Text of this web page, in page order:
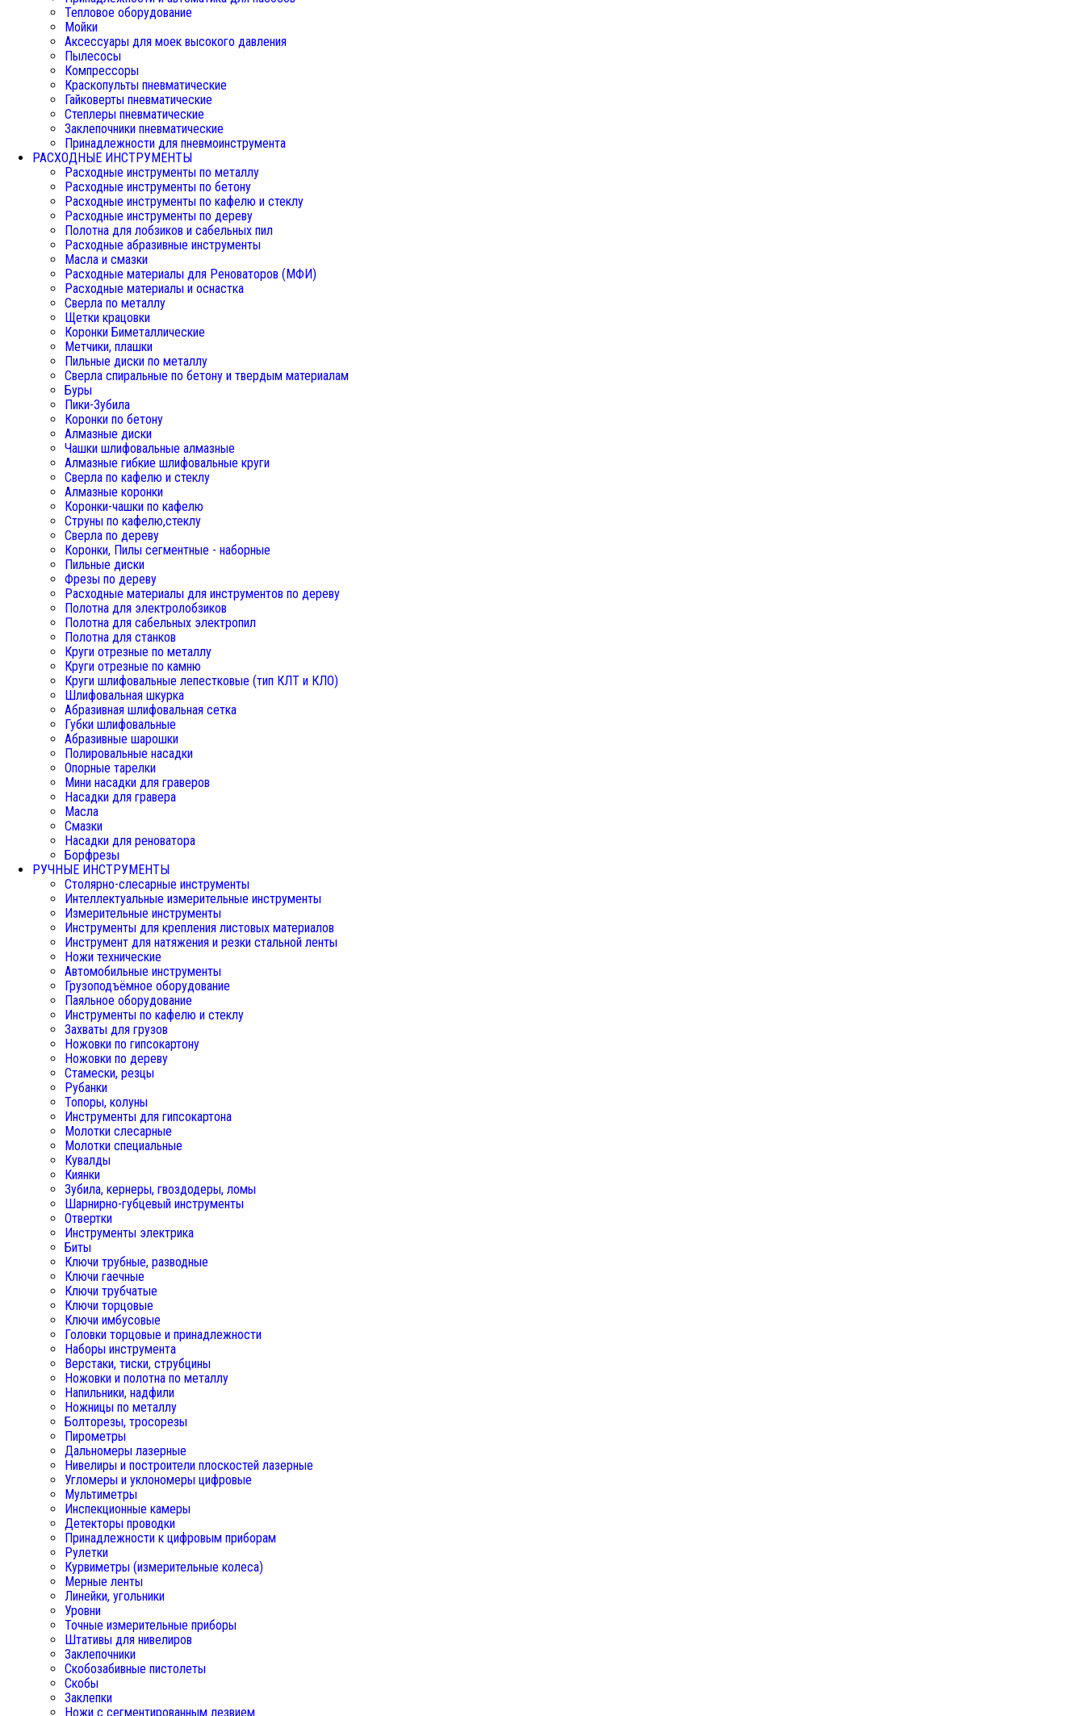
Тепловое оборудование
Мойки
Аксессуары для моек высокого давления
Пылесосы
Компрессоры
Краскопульты пневматические
Гайковерты пневматические
Степлеры пневматические
Заклепочники пневматические
Принадлежности для пневмоинструмента
РАСХОДНЫЕ ИНСТРУМЕНТЫ
Расходные инструменты по металлу
Расходные инструменты по бетону
Расходные инструменты по кафелю и стеклу
Расходные инструменты по дереву
Полотна для лобзиков и сабельных пил
Расходные абразивные инструменты
Масла и смазки
Расходные материалы для Реноваторов (МФИ)
Расходные материалы и оснастка
Сверла по металлу
Щетки крацовки
Коронки Биметаллические
Метчики, плашки
Пильные диски по металлу
Сверла спиральные по бетону и твердым материалам
Буры
Пики-Зубила
Коронки по бетону
Алмазные диски
Чашки шлифовальные алмазные
Алмазные гибкие шлифовальные круги
Сверла по кафелю и стеклу
Алмазные коронки
Коронки-чашки по кафелю
Струны по кафелю,стеклу
Сверла по дереву
Коронки, Пилы сегментные - наборные
Пильные диски
Фрезы по дереву
Расходные материалы для инструментов по дереву
Полотна для электролобзиков
Полотна для сабельных электропил
Полотна для станков
Круги отрезные по металлу
Круги отрезные по камню
Круги шлифовальные лепестковые (тип КЛТ и КЛО)
Шлифовальная шкурка
Абразивная шлифовальная сетка
Губки шлифовальные
Абразивные шарошки
Полировальные насадки
Опорные тарелки
Мини насадки для граверов
Насадки для гравера
Масла
Смазки
Насадки для реноватора
Борфрезы
РУЧНЫЕ ИНСТРУМЕНТЫ
Столярно-слесарные инструменты
Интеллектуальные измерительные инструменты
Измерительные инструменты
Инструменты для крепления листовых материалов
Инструмент для натяжения и резки стальной ленты
Ножи технические
Автомобильные инструменты
Грузоподъёмное оборудование
Паяльное оборудование
Инструменты по кафелю и стеклу
Захваты для грузов
Ножовки по гипсокартону
Ножовки по дереву
Стамески, резцы
Рубанки
Топоры, колуны
Инструменты для гипсокартона
Молотки слесарные
Молотки специальные
Кувалды
Киянки
Зубила, кернеры, гвоздодеры, ломы
Шарнирно-губцевый инструменты
Отвертки
Инструменты электрика
Биты
Ключи трубные, разводные
Ключи гаечные
Ключи трубчатые
Ключи торцовые
Ключи имбусовые
Головки торцовые и принадлежности
Наборы инструмента
Верстаки, тиски, струбцины
Ножовки и полотна по металлу
Напильники, надфили
Ножницы по металлу
Болторезы, тросорезы
Пирометры
Дальномеры лазерные
Нивелиры и построители плоскостей лазерные
Угломеры и уклономеры цифровые
Мультиметры
Инспекционные камеры
Детекторы проводки
Принадлежности к цифровым приборам
Рулетки
Курвиметры (измерительные колеса)
Мерные ленты
Линейки, угольники
Уровни
Точные измерительные приборы
Штативы для нивелиров
Заклепочники
Скобозабивные пистолеты
Скобы
Заклепки
Ножи с сегментированным лезвием